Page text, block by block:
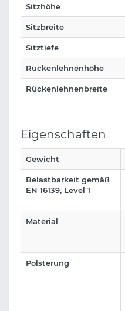
Sitzhöhe
Sitzbreite
Sitztiefe
Rückenlehnenhöhe
Rückenlehnenbreite
Eigenschaften
Gewicht
Belastbarkeit gemäß
EN 16139, Level 1
Material
Polsterung